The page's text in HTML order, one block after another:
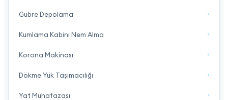
Gübre Depolama
Kumlama Kabini Nem Alma
Korona Makinası
Dökme Yük Taşımacılığı
Yat Muhafazası